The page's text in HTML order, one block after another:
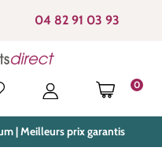
04 82 91 03 93
0
LE
| Meilleurs prix garantis